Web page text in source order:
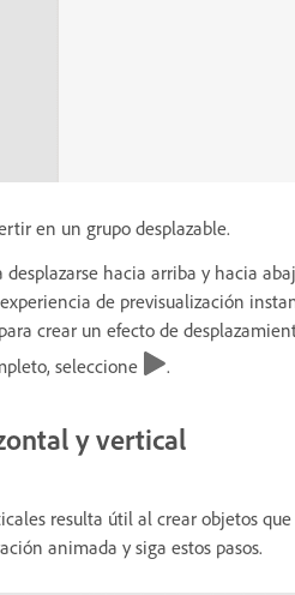
en un grupo desplazable.
desplazarse hacia arriba y hacia
de previsualización
para crear un efecto de
seleccione
.
y vertical
resulta útil al crear objetos
animada y siga estos pasos.